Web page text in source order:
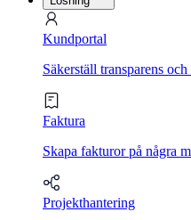
Kundportal
Säkerställ transparens
Faktura
Skapa fakturor på några
Projekthantering